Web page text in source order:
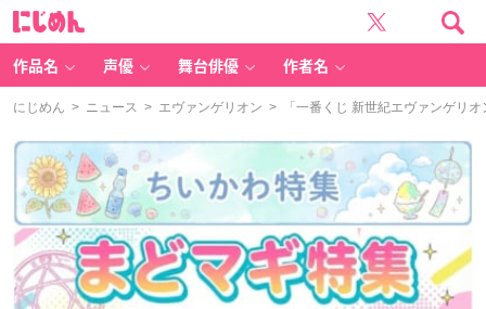
作品名 声優 舞台俳優 作者名
にじめん > ニュース > エヴァンゲリオン > 「一番くじ 新世紀エヴァンゲリ